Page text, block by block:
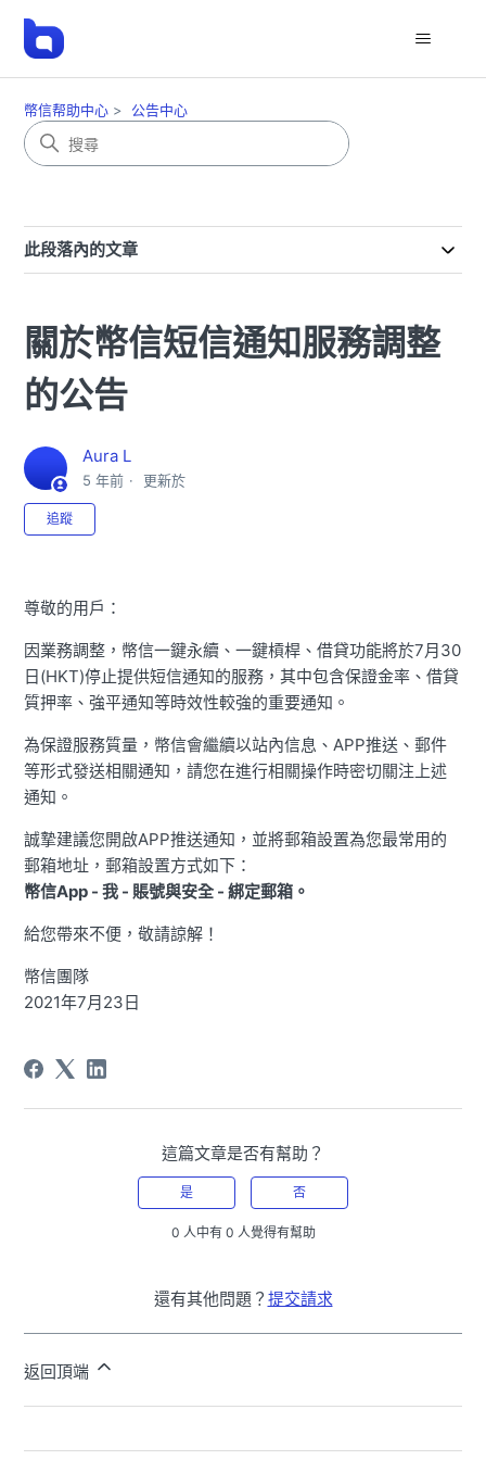
幣信帮助中心 公告中心
此段落內的文章
關於幣信短信通知服務調整
的公告
Aura L
5 年前 更新於
追蹤
尊敬的用戶：
因業務調整，幣信一鍵永續、一鍵槓桿、借貸功能將於7月30
日(HKT)停止提供短信通知的服務，其中包含保證金率、借貸
質押率、強平通知等時效性較強的重要通知。
為保證服務質量，幣信會繼續以站內信息、APP推送、郵件
等形式發送相關通知，請您在進行相關操作時密切關注上述
通知。
誠摯建議您開啟APP推送通知，並將郵箱設置為您最常用的
郵箱地址，郵箱設置方式如下：
幣信App - 我 - 賬號與安全 - 綁定郵箱。
給您帶來不便，敬請諒解！
幣信團隊
2021年7月23日
這篇文章是否有幫助？
是 否
0 人中有 0 人覺得有幫助
還有其他問題？ 提交請求
返回頂端